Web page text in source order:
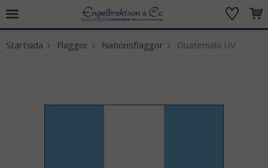
Produkten har blivit tillagd i varukorgen
Startsida Flaggor Nationsflaggor Guatemala UV